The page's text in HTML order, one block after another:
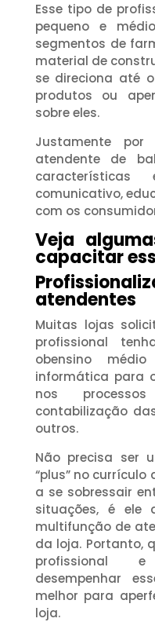
Esse tipo de
pequeno e
segmentos de
material de
se direciona até
produtos ou
sobre eles.
Justamente
atendente de
características
comunicativo,
com os
Veja
capacitar
atendentes
Muitas lojas
profissional
obensino
informática para
nos
contabilização
outros.
Não precisa ser
“plus” no
a se sobressair
situações, é ele
multifunção de
da loja. Portanto,
profissional
desempenhar
melhor para
loja.